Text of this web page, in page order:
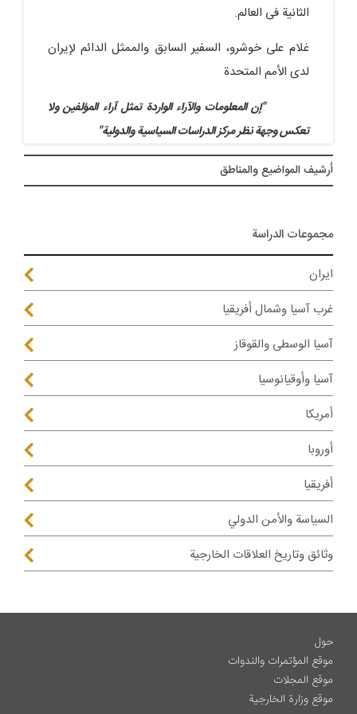
الثانیة فی العالم.
غلام علی خوشرو، السفیر السابق والممثل الدائم لإیران
لدى الأمم المتحدة
"إن المعلومات والآراء الواردة تمثل آراء المؤلفین ولا
تعکس وجهة نظر مرکز الدراسات السیاسیة والدولیة"
أرشيف المواضیع والمناطق
مجموعات الدراسة
ايران
غرب آسيا وشمال أفريقيا
آسيا الوسطى والقوقاز
آسيا وأوقيانوسيا
أمريكا
أوروبا
أفريقيا
السياسة والأمن الدولي
وثائق وتاريخ العلاقات الخارجية
حول
موقع المؤتمرات والندوات
موقع المجلات
موقع وزارة الخارجية